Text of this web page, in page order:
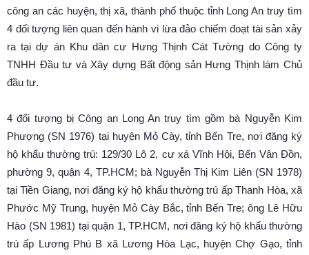
công an các huyện, thị xã, thành phố thuộc tỉnh Long An truy tìm
4 đối tượng liên quan đến hành vi lừa đảo chiếm đoạt tài sản xảy
ra tại dự án Khu dân cư Hưng Thịnh Cát Tường do Công ty
TNHH Đầu tư và Xây dựng Bất động sản Hưng Thịnh làm Chủ
đầu tư.
4 đối tượng bị Công an Long An truy tìm gồm bà Nguyễn Kim
Phượng (SN 1976) tại huyện Mỏ Cày, tỉnh Bến Tre, nơi đăng ký
hộ khẩu thường trú: 129/30 Lô 2, cư xá Vĩnh Hội, Bến Vân Đồn,
phường 9, quận 4, TP.HCM; bà Nguyễn Thị Kim Liên (SN 1978)
tại Tiền Giang, nơi đăng ký hộ khẩu thường trú ấp Thanh Hòa, xã
Phước Mỹ Trung, huyện Mỏ Cày Bắc, tỉnh Bến Tre; ông Lê Hữu
Hào (SN 1981) tại quận 1, TP.HCM, nơi đăng ký hộ khẩu thường
trú ấp Lương Phú B xã Lương Hòa Lạc, huyện Chợ Gạo, tỉnh